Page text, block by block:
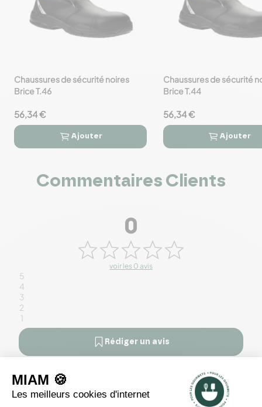
favorite_border
Chaussures de sécurité noires
Brice T.46
56,34 €
 
Ajouter
favorite_border
Chaussures de sécurité
Brice T.44
56,34 €
 
Ajouter
Commentaires Clients
0
voir les 0 avis
5
4
3
2
1
Rédiger un avis
Il n'y a pas encore d'avis pour ce produit.